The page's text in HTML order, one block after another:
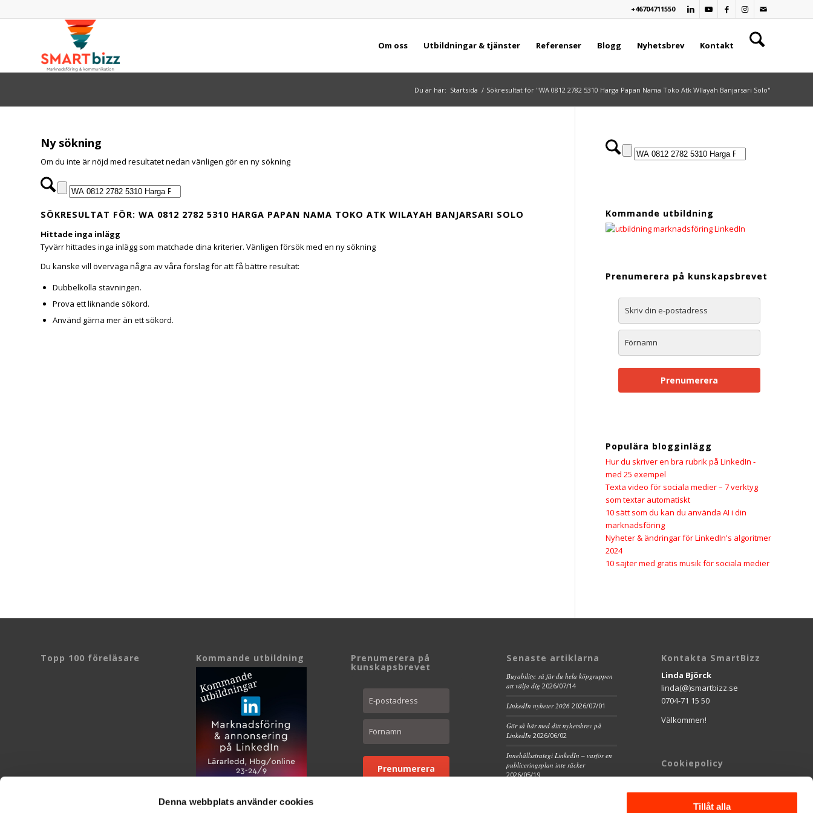
Denna webbplats använder cookies Tillåt alla
+46704711550
Om oss Utbildningar & tjänster Referenser Blogg Nyhetsbrev Kontakt
Du är här: Startsida / Sökresultat för "WA 0812 2782 5310 Harga Papan Nama Toko Atk WIlayah Banjarsari Solo"
Ny sökning
Om du inte är nöjd med resultatet nedan vänligen gör en ny sökning
SÖKRESULTAT FÖR: WA 0812 2782 5310 HARGA PAPAN NAMA TOKO ATK WILAYAH BANJARSARI SOLO
Hittade inga inlägg
Tyvärr hittades inga inlägg som matchade dina kriterier. Vänligen försök med en ny sökning
Du kanske vill överväga några av våra förslag för att få bättre resultat:
Dubbelkolla stavningen.
Prova ett liknande sökord.
Använd gärna mer än ett sökord.
Kommande utbildning
Prenumerera på kunskapsbrevet
Prenumerera
Populära blogginlägg
Hur du skriver en bra rubrik på LinkedIn -
med 25 exempel
Texta video för sociala medier – 7 verktyg
som textar automatiskt
10 sätt som du kan du använda AI i din
marknadsföring
Nyheter & ändringar för LinkedIn's algoritmer
2024
10 sajter med gratis musik för sociala medier
Topp 100 föreläsare Kommande utbildning Prenumerera på
kunskapsbrevet
Prenumerera
Senaste artiklarna
Buyability: så får du hela köpgruppen
att välja dig 2026/07/14
LinkedIn nyheter 2026 2026/07/01
Gör så här med ditt nyhetsbrev på
LinkedIn 2026/06/02
Innehållsstrategi LinkedIn – varför en
publiceringsplan inte räcker
2026/05/19
Kontakta SmartBizz
Linda Björck
linda(@)smartbizz.se
0704-71 15 50
Välkommen!
Cookiepolicy